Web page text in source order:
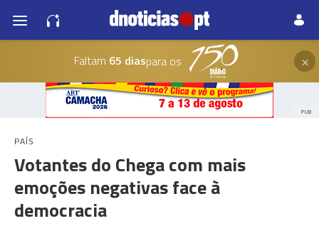
Faltam 65 diaspara os ×
PUB
PAÍS
Votantes do Chega com mais
emoções negativas face à
democracia